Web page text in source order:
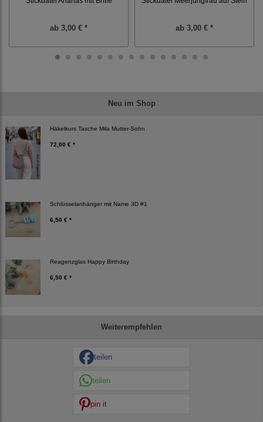
Neu im Shop
Häkelkurs Tasche Mila Mutter-Sohn
72,00 € *
Schlüsselanhänger mit Name 3D #1
6,50 € *
Reagenzglas Happy Birthday
6,50 € *
Weiterempfehlen
teilen
teilen
pin it
ab 3,00 € * ab 3,00 € *